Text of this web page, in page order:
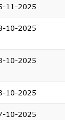
11-2025
10-2025
10-2025
10-2025
10-2025